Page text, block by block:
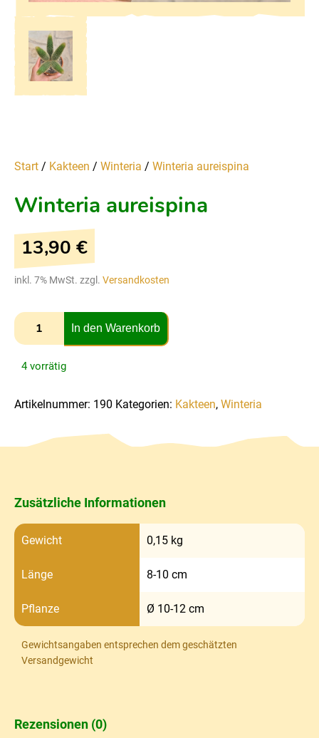
Start / Kakteen / Winteria / Winteria aureispina
Winteria aureispina
13,90 €
inkl. 7% MwSt. zzgl. Versandkosten
In den Warenkorb
4 vorrätig
Artikelnummer: 190 Kategorien: Kakteen, Winteria
Zusätzliche Informationen
Gewicht 0,15 kg
Länge 8-10 cm
Pflanze Ø 10-12 cm
Gewichtsangaben entsprechen dem geschätzten
Versandgewicht
Rezensionen (0)